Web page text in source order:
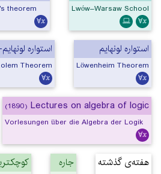
Lwów–Warsaw School
theorem
استواره لونهایم
Löwenheim Theorem
استواره
Theorem
Lectures on algebra of logic
(1890)
Vorlesungen über die Algebra der Logik
هفته‌ی گذشته جاره